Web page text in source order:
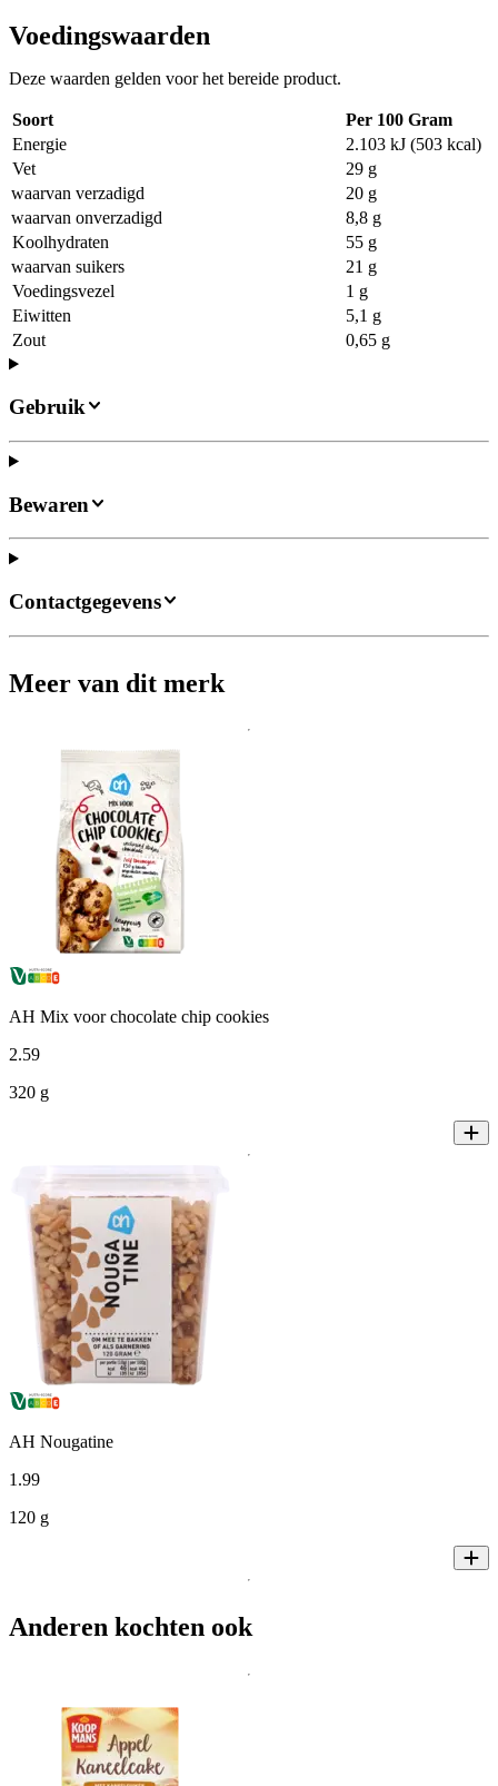
Voedingswaarden
Deze waarden gelden voor het bereide product.
Soort
Per 100 Gram
Energie
2.103 kJ (503 kcal)
Vet
29 g
waarvan verzadigd
20 g
waarvan onverzadigd
8,8 g
Koolhydraten
55 g
waarvan suikers
21 g
Voedingsvezel
1 g
Eiwitten
5,1 g
Zout
0,65 g
Gebruik
Bewaren
Contactgegevens
Meer van dit merk
AH Mix voor chocolate chip cookies
2.59
320 g
AH Nougatine
1.99
120 g
Anderen kochten ook